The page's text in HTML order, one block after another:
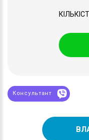
Консультант